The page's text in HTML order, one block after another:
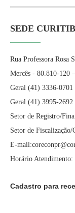
SEDE
Rua Professora Rosa
Mercês - 80.810-120
Geral (41) 3336-0701
Geral (41) 3995-2692
Setor de Registro/
Setor de
E-
Horário Atendimento:
Cadastro para